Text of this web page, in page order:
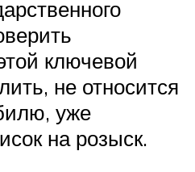
ключевой
не относится
уже
на розыск.